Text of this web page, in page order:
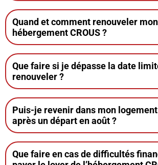
Quand et comment renouveler mon
hébergement CROUS ?
Que faire si je dépasse la date
renouveler ?
Puis-je revenir dans mon logement
après un départ en août ?
Que faire en cas de difficultés